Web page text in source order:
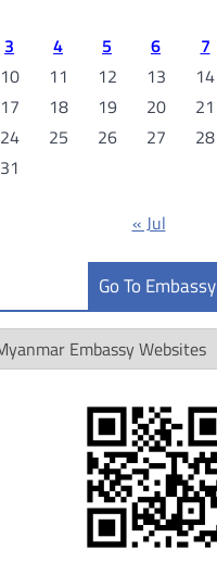
3
4 5 6 7
10
11 12 13 14
17
18 19 20 21
24
25 26 27 28
31
« Jul
Go To Embassy